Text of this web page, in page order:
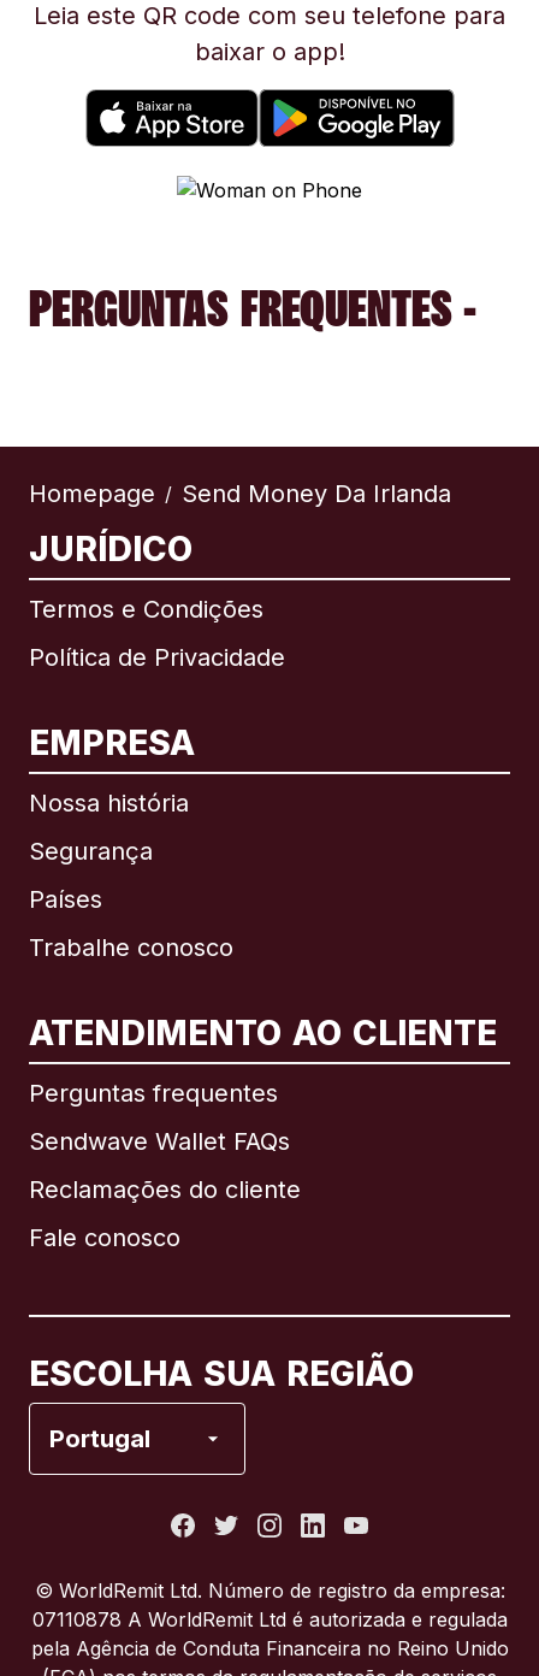
Leia este QR code com seu telefone para
baixar o app!
PERGUNTAS FREQUENTES -
Homepage / Send Money Da Irlanda
JURÍDICO
Termos e Condições
Política de Privacidade
EMPRESA
Nossa história
Segurança
Países
Trabalhe conosco
ATENDIMENTO AO CLIENTE
Perguntas frequentes
Sendwave Wallet FAQs
Reclamações do cliente
Fale conosco
ESCOLHA SUA REGIÃO
Portugal
Internacional English
Brasil
Itália
© WorldRemit Ltd. Número de registro da empresa:
07110878 A WorldRemit Ltd é autorizada e regulada
pela Agência de Conduta Financeira no Reino Unido